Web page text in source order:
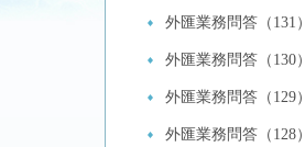
外匯業務問答（131）
外匯業務問答（130）
外匯業務問答（129）
外匯業務問答（128）